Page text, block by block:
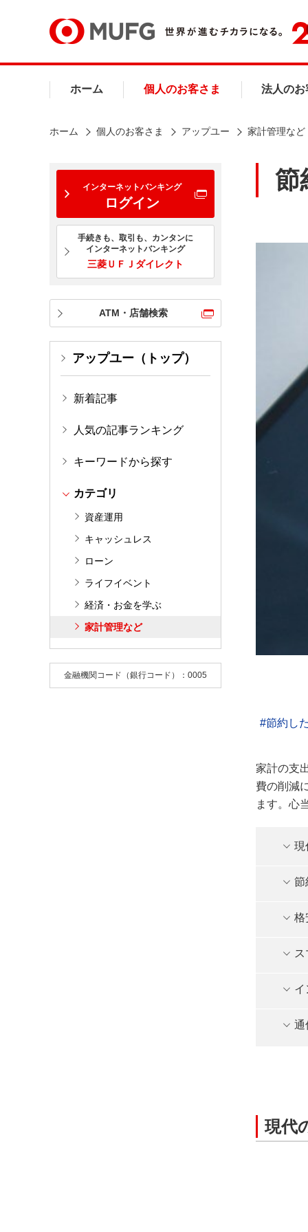
ホーム 個人のお客さま 法人のお
ホーム 個人のお客さま アップユー 家計管理など
インターネットバンキング
ログイン
手続きも、取引も、カンタンに
インターネットバンキング
三菱ＵＦＪダイレクト
ATM・店舗検索
アップユー（トップ）
新着記事
人気の記事ランキング
キーワードから探す
カテゴリ
資産運用
キャッシュレス
ローン
ライフイベント
経済・お金を学ぶ
家計管理など
金融機関コード（銀行コード）：0005
節
節約し
家計の支
費の削減
ます。心
現
節
格
イ
通
現代